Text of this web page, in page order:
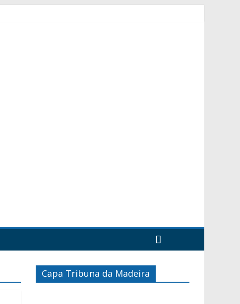
Capa Tribuna da Madeira